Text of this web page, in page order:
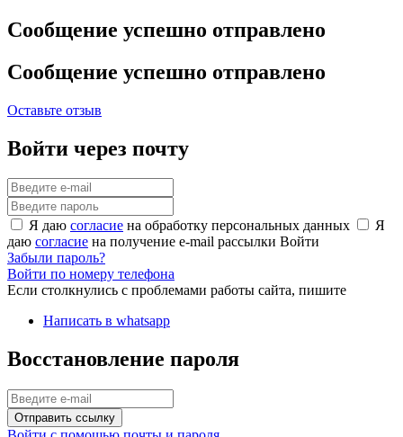
Сообщение успешно отправлено
Сообщение успешно отправлено
Оставьте отзыв
Войти через почту
Я даю согласие на обработку персональных данных
Я
даю согласие на получение e-mail рассылки Войти
Забыли пароль?
Войти по номеру телефона
Если столкнулись с проблемами работы сайта, пишите
Написать в whatsapp
Восстановление пароля
Отправить ссылку